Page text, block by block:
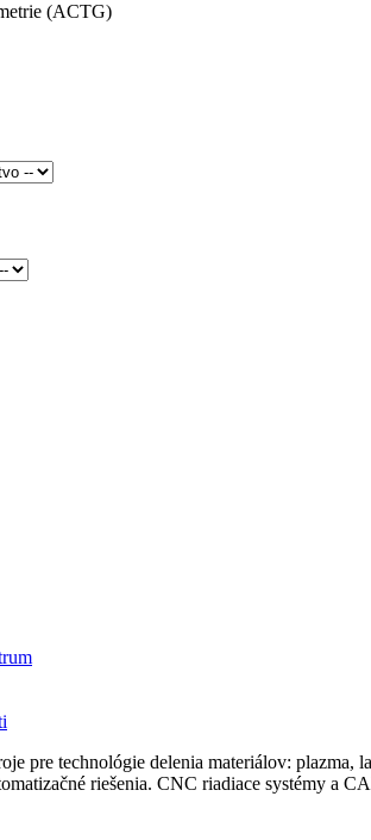
(ACTG)
pre technológie delenia materiálov:
riešenia. CNC riadiace systémy a